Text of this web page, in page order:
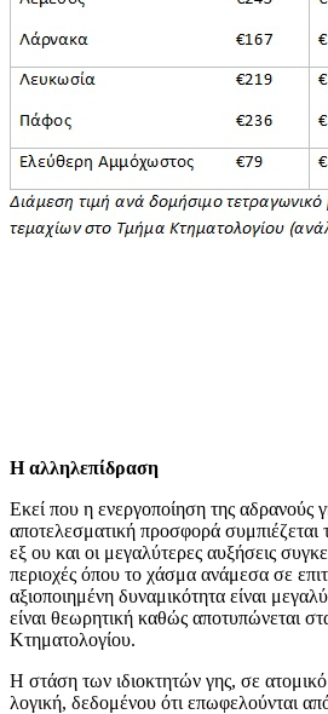
Η αλληλεπίδραση
Εκεί που η ενεργοποίηση της αδρανούς
αποτελεσματική προσφορά συμπιέζεται
εξ ου και οι μεγαλύτερες αυξήσεις
περιοχές όπου το χάσμα ανάμεσα σε
αξιοποιημένη δυναμικότητα είναι
είναι θεωρητική καθώς αποτυπώνεται
Κτηματολογίου.
Η στάση των ιδιοκτητών γης, σε
λογική, δεδομένου ότι επωφελούνται